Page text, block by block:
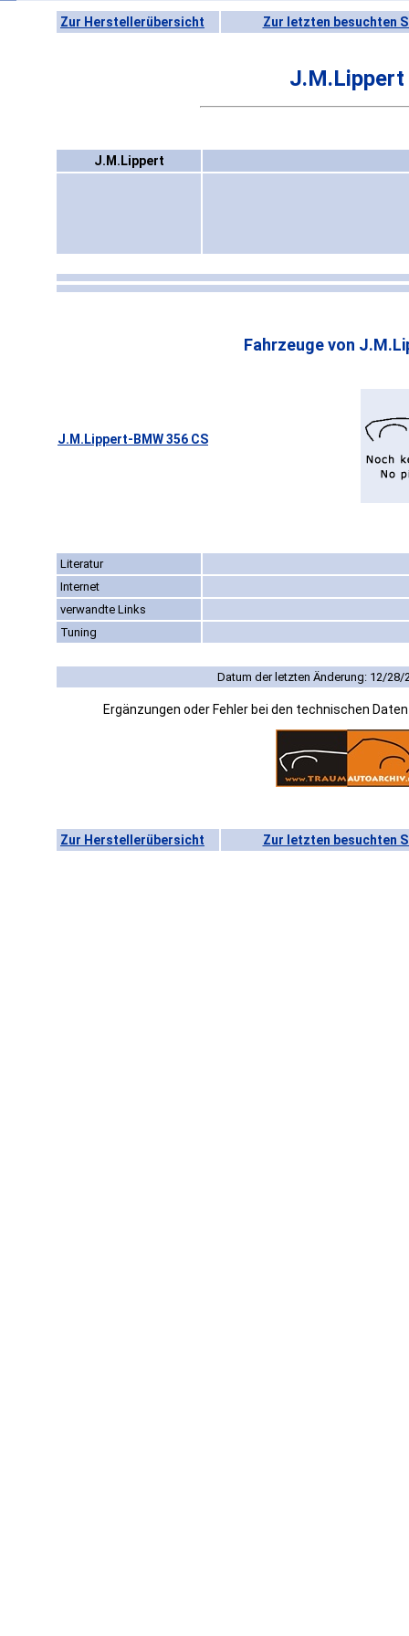
Zur Herstellerübersicht Zur letzten besuchten
J.M.Lippert
J.M.Lippert
Fahrzeuge von
J.M.Lippert-BMW 356 CS
Literatur
Internet
verwandte Links
Tuning
Datum der letzten Änderung: 12/28/
Ergänzungen oder Fehler bei den technischen
Zur Herstellerübersicht Zur letzten besuchten